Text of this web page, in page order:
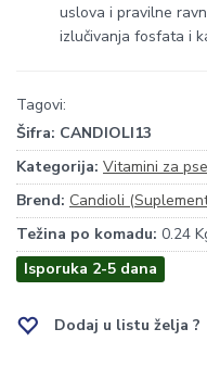
uslova i pravilne
izlučivanja fosfata i
Tagovi:
Šifra: CANDIOLI13
Kategorija: Vitamini za pse
Brend: Candioli
Težina po komadu: 0.24
Isporuka 2-5 dana
Dodaj u listu želja ?